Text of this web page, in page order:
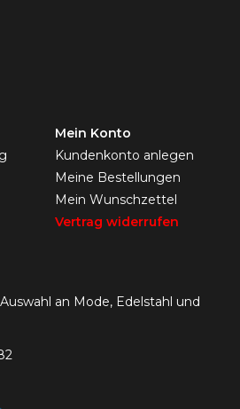
Mein Konto
Kundenkonto anlegen
Meine Bestellungen
Mein Wunschzettel
Vertrag widerrufen
an Mode, Edelstahl und